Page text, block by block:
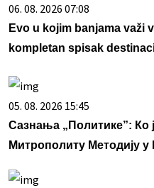
06. 08. 2026 07:08
Evo u kojim banjama važi
kompletan spisak
05. 08. 2026 15:45
Сазнања „Политике”: Ко
Митрополиту Методију